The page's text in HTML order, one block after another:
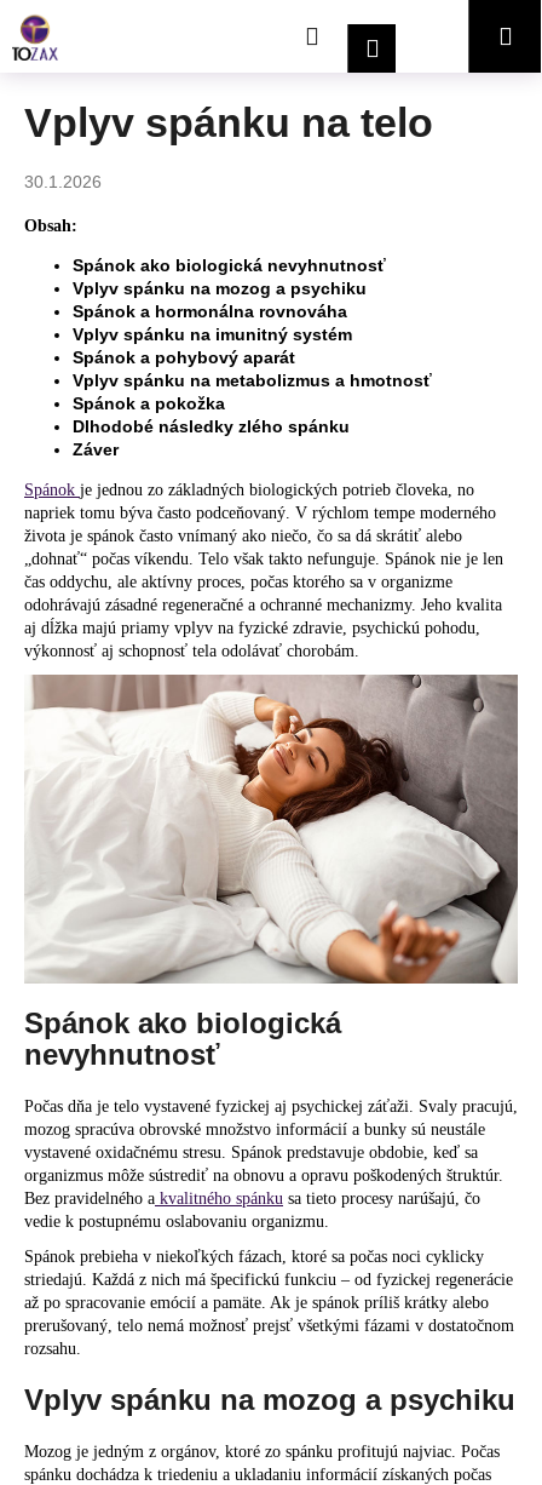
obsah
HľadaťPrihlásenieNákupný
Vplyv spánku na telo
30.1.2026
Obsah:
Spánok ako biologická nevyhnutnosť
Vplyv spánku na mozog a psychiku
Spánok a hormonálna rovnováha
Vplyv spánku na imunitný systém
Spánok a pohybový aparát
Vplyv spánku na metabolizmus a hmotnosť
Spánok a pokožka
Dlhodobé následky zlého spánku
Záver
Spánok je jednou zo základných biologických potrieb človeka, no
napriek tomu býva často podceňovaný. V rýchlom tempe moderného
života je spánok často vnímaný ako niečo, čo sa dá skrátiť alebo
„dohnať“ počas víkendu. Telo však takto nefunguje. Spánok nie je len
čas oddychu, ale aktívny proces, počas ktorého sa v organizme
odohrávajú zásadné regeneračné a ochranné mechanizmy. Jeho kvalita
aj dĺžka majú priamy vplyv na fyzické zdravie, psychickú pohodu,
výkonnosť aj schopnosť tela odolávať chorobám.
Spánok ako biologická
nevyhnutnosť
Počas dňa je telo vystavené fyzickej aj psychickej záťaži. Svaly pracujú,
mozog spracúva obrovské množstvo informácií a bunky sú neustále
vystavené oxidačnému stresu. Spánok predstavuje obdobie, keď sa
organizmus môže sústrediť na obnovu a opravu poškodených štruktúr.
Bez pravidelného a kvalitného spánku sa tieto procesy narúšajú, čo
vedie k postupnému oslabovaniu organizmu.
Spánok prebieha v niekoľkých fázach, ktoré sa počas noci cyklicky
striedajú. Každá z nich má špecifickú funkciu – od fyzickej regenerácie
až po spracovanie emócií a pamäte. Ak je spánok príliš krátky alebo
prerušovaný, telo nemá možnosť prejsť všetkými fázami v dostatočnom
rozsahu.
Vplyv spánku na mozog a psychiku
Mozog je jedným z orgánov, ktoré zo spánku profitujú najviac. Počas
spánku dochádza k triedeniu a ukladaniu informácií získaných počas
o
Č
p
o
t
e
n
á
j
s
ť
?
HĽADAŤ
d
p
o
r
ú
a
m
e